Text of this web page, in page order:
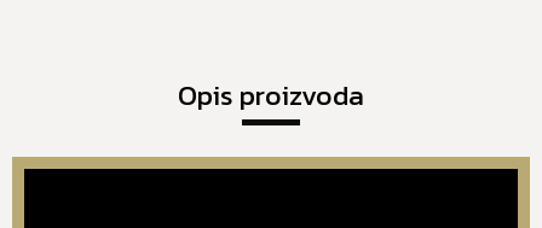
Opis proizvoda